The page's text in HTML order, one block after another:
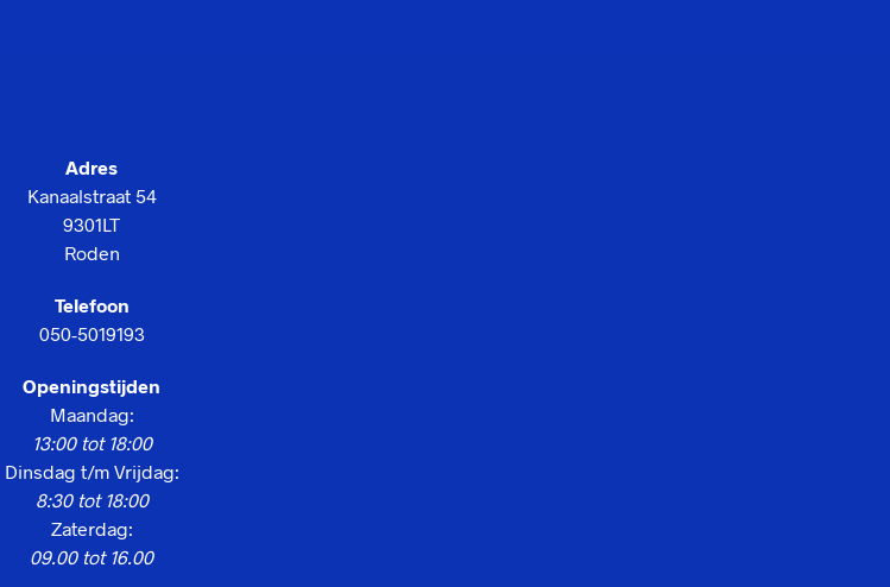
Adres
Kanaalstraat 54
9301LT
Roden
Telefoon
050-5019193
Openingstijden
Maandag:
13:00 tot 18:00
Dinsdag t/m Vrijdag:
8:30 tot 18:00
Zaterdag:
09.00 tot 16.00